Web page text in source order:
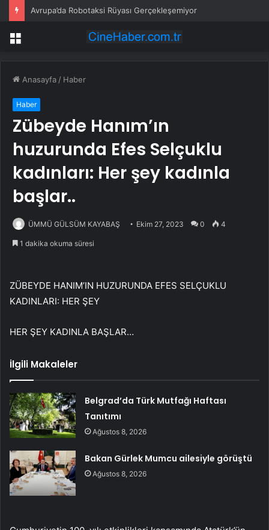
Avrupa’da Robotaksi Rüyası Gerçekleşemiyor
Menü
Anasayfa / Haber
Haber
Zübeyde Hanım’ın
huzurunda Efes Selçuklu
kadınları: Her şey kadınla
başlar..
ÜMMÜ GÜLSÜM KAYABAŞ Ekim 27, 2023 0 4
1 dakika okuma süresi
ZÜBEYDE HANIM’IN HUZURUNDA EFES SELÇUKLU
KADINLARI: HER ŞEY
HER ŞEY KADINLA BAŞLAR…
İlgili Makaleler
Belgrad’da Türk Mutfağı Haftası
Tanıtımı
Ağustos 8, 2026
Bakan Gürlek Mumcu ailesiyle görüştü
Ağustos 8, 2026